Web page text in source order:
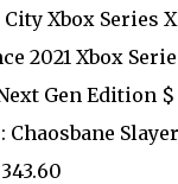
Xbox Series
2021 Xbox
Gen Edition $
Chaosbane